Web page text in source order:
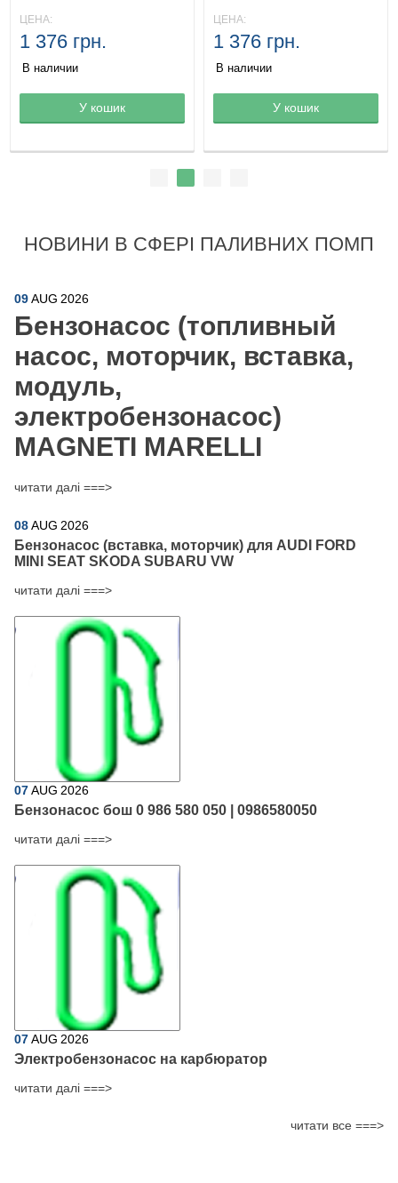
Товар в корзине
ЦЕНА:
1 376 грн.
В наличии
У кошик Товар в корзине
ЦЕНА:
1 376 грн.
В наличии
У кошик
НОВИНИ В СФЕРІ ПАЛИВНИХ ПОМП
09AUG 2026
Бензонасос (топливный
насос, моторчик, вставка,
модуль,
электробензонасос)
MAGNETI MARELLI
читати далі ===>
08AUG 2026
Бензонасос (вставка, моторчик) для AUDI FORD
MINI SEAT SKODA SUBARU VW
читати далі ===>
07AUG 2026
Бензонасос бош 0 986 580 050 | 0986580050
читати далі ===>
07AUG 2026
Электробензонасос на карбюратор
читати далі ===>
читати все ===>